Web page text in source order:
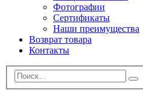
Фотографии
Сертификаты
Наши преимущества
Возврат товара
Контакты